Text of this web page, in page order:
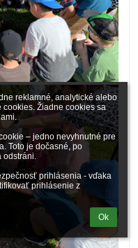
reklamné, analytické alebo
Žiadne cookies sa
– jedno nevyhnutné pre
Toto je dočasné, po
odstráni.
prihlásenia - vďaka
prihlásenie z
Ok